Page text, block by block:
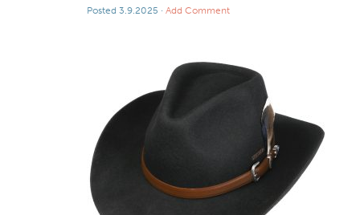
Posted 3.9.2025 · Add Comment